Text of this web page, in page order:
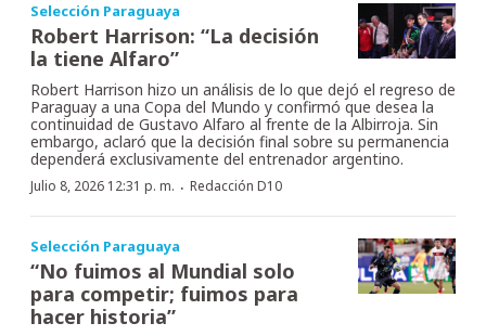
Selección Paraguaya
Robert Harrison: “La decisión
la tiene Alfaro”
Robert Harrison hizo un análisis de lo que dejó el regreso de
Paraguay a una Copa del Mundo y confirmó que desea la
continuidad de Gustavo Alfaro al frente de la Albirroja. Sin
embargo, aclaró que la decisión final sobre su permanencia
dependerá exclusivamente del entrenador argentino.
Julio 8, 2026 12:31 p. m. · Redacción D10
Selección Paraguaya
“No fuimos al Mundial solo
para competir; fuimos para
hacer historia”